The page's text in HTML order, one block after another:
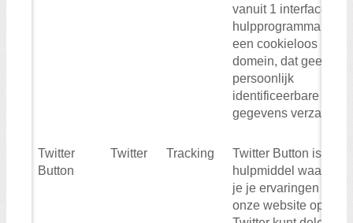
vanuit 1 interface. Dit
hulpprogramma is
een cookieloos
domein, dat geen
persoonlijk
identificeerbare
gegevens verzamelt
Twitter
Button
Twitter Tracking
Twitter Button is een
hulpmiddel waarmee
je je ervaringen op
onze website op